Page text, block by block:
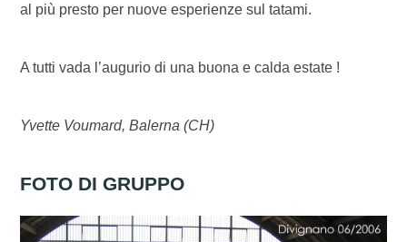
al più presto per nuove esperienze sul tatami.
A tutti vada l’augurio di una buona e calda estate !
Yvette Voumard, Balerna (CH)
FOTO DI GRUPPO